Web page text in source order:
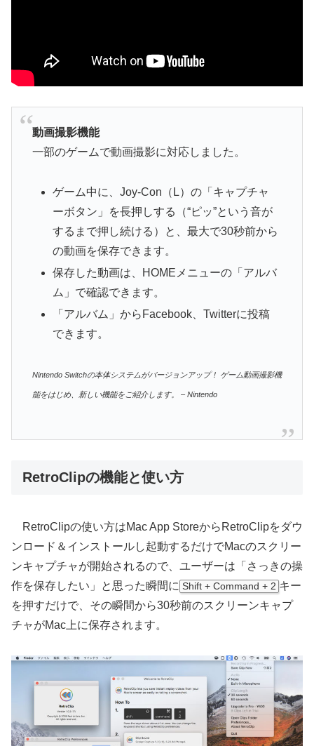
動画撮影機能
一部のゲームで動画撮影に対応しました。
ゲーム中に、Joy-Con（L）の「キャプチャ
ーボタン」を長押しする（“ピッ”という音が
するまで押し続ける）と、最大で30秒前から
の動画を保存できます。
保存した動画は、HOMEメニューの「アルバ
ム」で確認できます。
「アルバム」からFacebook、Twitterに投稿
できます。
Nintendo Switchの本体システムがバージョンアップ！ ゲーム動画撮影機
能をはじめ、新しい機能をご紹介します。 – Nintendo
RetroClipの機能と使い方
RetroClipの使い方はMac App StoreからRetroClipをダウ
ンロード＆インストールし起動するだけでMacのスクリー
ンキャプチャが開始されるので、ユーザーは「さっきの操
作を保存したい」と思った瞬間に Shift + Command + 2 キー
を押すだけで、その瞬間から30秒前のスクリーンキャプ
チャがMac上に保存されます。